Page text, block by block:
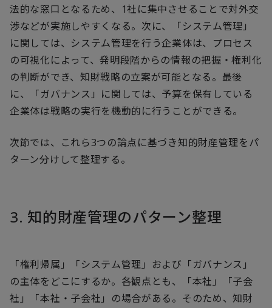
法的な窓口となるため、1社に集中させることで対外交
渉などが実施しやすくなる。次に、「システム管理」
に関しては、システム管理を行う企業体は、プロセス
の可視化によって、発明段階からの情報の把握・権利化
の判断ができ、知財戦略の立案が可能となる。最後
に、「ガバナンス」に関しては、予算を保有している
企業体は戦略の実行を機動的に行うことができる。
次節では、これら3つの論点に基づき知的財産管理をパ
ターン分けして整理する。
3. 知的財産管理のパターン整理
「権利帰属」「システム管理」および「ガバナンス」
の主体をどこにするか。各観点とも、「本社」「子会
社」「本社・子会社」の場合がある。そのため、知財